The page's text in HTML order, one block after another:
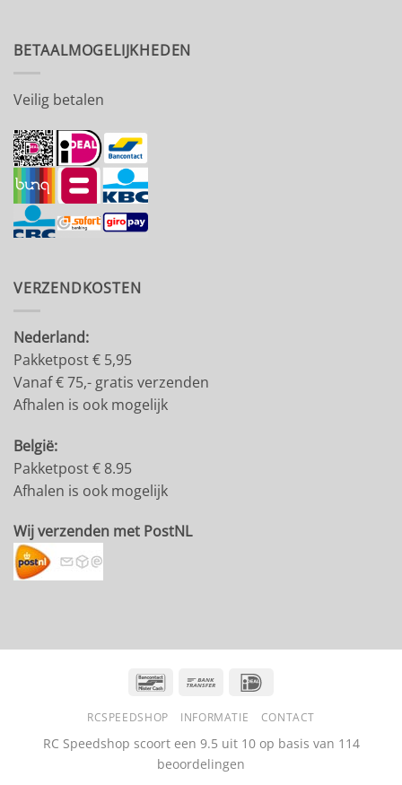
BETAALMOGELIJKHEDEN
Veilig betalen
VERZENDKOSTEN
Nederland:
Pakketpost € 5,95
Vanaf € 75,- gratis verzenden
Afhalen is ook mogelijk
België:
Pakketpost € 8.95
Afhalen is ook mogelijk
Wij verzenden met PostNL
BancontactBank
RCSPEEDSHOP INFORMATIE CONTACT
RC Speedshop scoort een 9.5 uit 10op basis van 114
beoordelingen